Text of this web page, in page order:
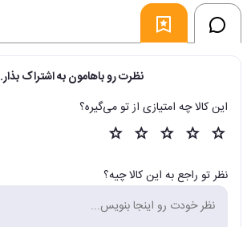
نظرت رو باهامون به اشتراک بذار.
این کالا چه امتیازی از تو می‌گیره؟
نظر تو راجع به این کالا چیه؟